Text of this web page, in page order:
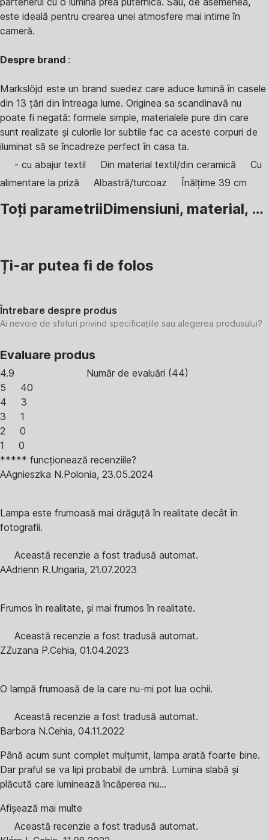
este ideală pentru crearea unei atmosfere mai intime în
cameră.
Despre brand :
Markslöjd este un brand suedez care aduce lumină în casele
din 13 țări din întreaga lume. Originea sa scandinavă nu
poate fi negată: formele simple, materialele pure din care
sunt realizate și culorile lor subtile fac ca aceste corpuri de
iluminat să se încadreze perfect în casa ta.
- cu abajur textil
Din material textil/din ceramică
Cu
alimentare la priză
Albastră/turcoaz Înălțime 39 cm
Toți parametriiDimensiuni, material, …
Ți-ar putea fi de folos
Întrebare despre produs
Ai nevoie de sfaturi privind specificațiile sau alegerea produsului?
Evaluare produs
4.9 Număr de evaluări (44)
5
40
4
3
3
1
2
0
1
0
***** funcționează recenziile?
AAgnieszka N.Polonia, 23.05.2024
Lampa este frumoasă mai drăguță în realitate decât în
fotografii.
Această recenzie a fost tradusă automat.
AAdrienn R.Ungaria, 21.07.2023
Frumos în realitate, și mai frumos în realitate.
Această recenzie a fost tradusă automat.
ZZuzana P.Cehia, 01.04.2023
O lampă frumoasă de la care nu-mi pot lua ochii.
Această recenzie a fost tradusă automat.
Barbora N.Cehia, 04.11.2022
Până acum sunt complet mulțumit, lampa arată foarte bine.
Dar praful se va lipi probabil de umbră. Lumina slabă și
plăcută care luminează încăperea nu...
Afișează mai multe
Această recenzie a fost tradusă automat.